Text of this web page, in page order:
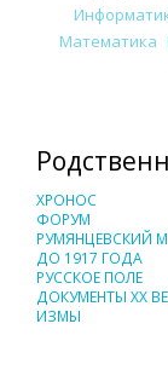
Математика
ХРОНОС
ФОРУМ
РУМЯНЦЕВСКИЙ
ДО 1917 ГОДА
РУССКОЕ ПОЛЕ
ДОКУМЕНТЫ XX
ИЗМЫ